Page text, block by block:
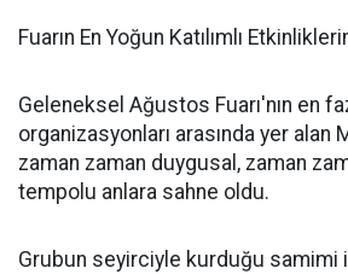
Fuarın En Yoğun Katılımlı
Geleneksel Ağustos Fuarı'nın en
organizasyonları arasında yer alan
zaman zaman duygusal, zaman
tempolu anlara sahne oldu.
Grubun seyirciyle kurduğu samimi